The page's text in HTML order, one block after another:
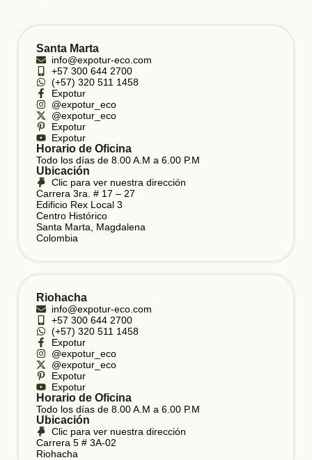
Santa Marta
info@expotur-eco.com
+57 300 644 2700
(+57) 320 511 1458
Expotur
@expotur_eco
@expotur_eco
Expotur
Expotur
Horario de Oficina
Todo los días de 8.00 A.M a 6.00 P.M
Ubicación
Clic para ver nuestra dirección
Carrera 3ra. # 17 – 27
Edificio Rex Local 3
Centro Histórico
Santa Marta, Magdalena
Colombia
Riohacha
info@expotur-eco.com
+57 300 644 2700
(+57) 320 511 1458
Expotur
@expotur_eco
@expotur_eco
Expotur
Expotur
Horario de Oficina
Todo los días de 8.00 A.M a 6.00 P.M
Ubicación
Clic para ver nuestra dirección
Carrera 5 # 3A-02
Riohacha